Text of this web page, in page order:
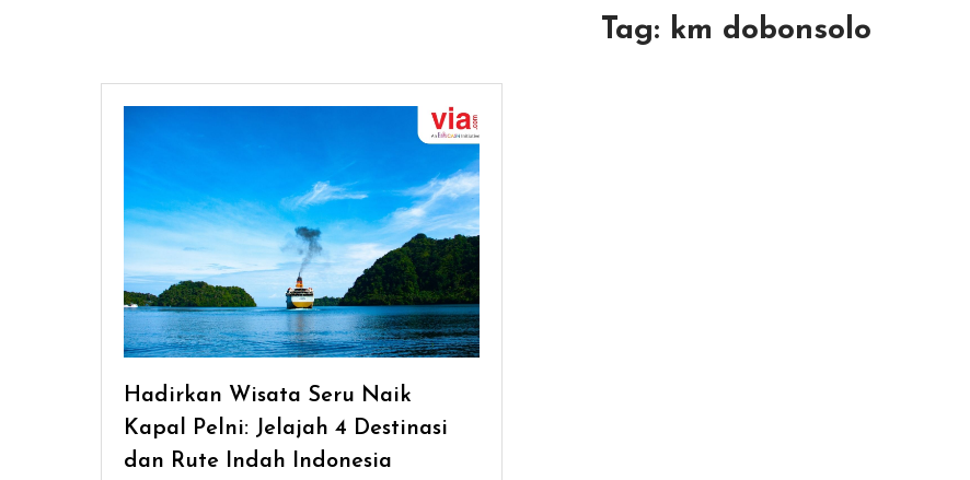
Tag: km dobonsolo
Hadirkan Wisata Seru Naik
Kapal Pelni: Jelajah 4 Destinasi
dan Rute Indah Indonesia